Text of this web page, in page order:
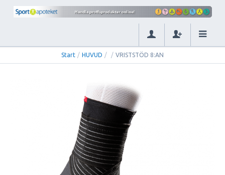
Start / HUVUD / / VRISTSTÖD 8:AN